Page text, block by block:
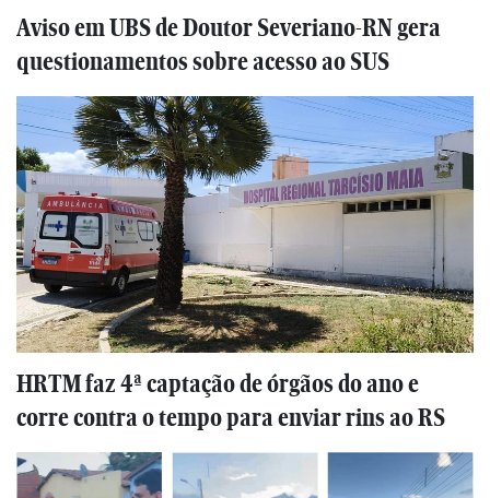
Aviso em UBS de Doutor Severiano-RN gera
questionamentos sobre acesso ao SUS
HRTM faz 4ª captação de órgãos do ano e
corre contra o tempo para enviar rins ao RS